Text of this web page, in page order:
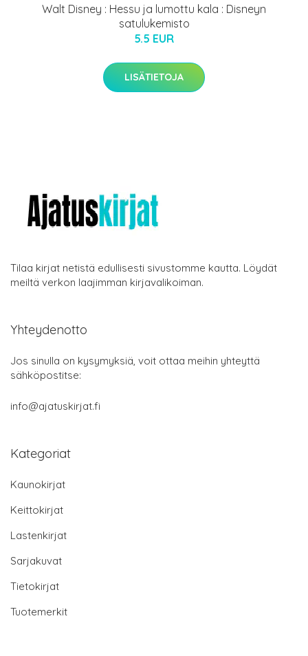
Walt Disney : Hessu ja lumottu kala : Disneyn
satulukemisto
5.5 EUR
LISÄTIETOJA
Tilaa kirjat netistä edullisesti sivustomme kautta. Löydät
meiltä verkon laajimman kirjavalikoiman.
Yhteydenotto
Jos sinulla on kysymyksiä, voit ottaa meihin yhteyttä
sähköpostitse:
info@ajatuskirjat.fi
Kategoriat
Kaunokirjat
Keittokirjat
Lastenkirjat
Sarjakuvat
Tietokirjat
Tuotemerkit